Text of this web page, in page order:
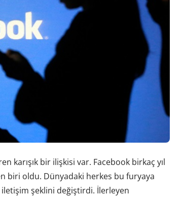
karışık bir ilişkisi var. Facebook birkaç yıl
biri oldu. Dünyadaki herkes bu furyaya
şeklini değiştirdi. İlerleyen